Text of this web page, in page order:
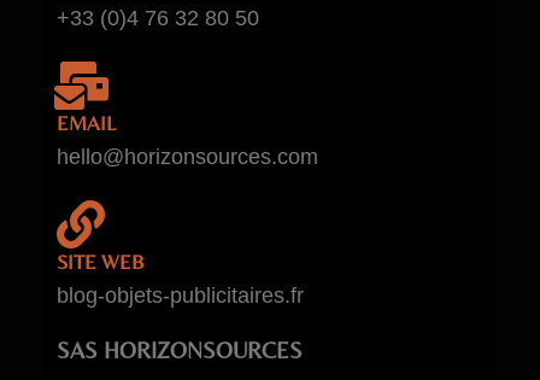
+33 (0)4 76 32 80 50
EMAIL
hello@horizonsources.com
SITE WEB
blog-objets-publicitaires.fr
SAS HORIZONSOURCES